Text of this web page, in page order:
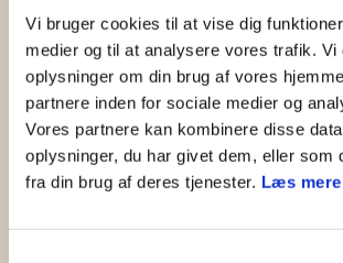
Vi bruger cookies til at vise dig
medier og til at analysere vores trafik. Vi
oplysninger om din brug af vores
partnere inden for sociale medier og
Vores partnere kan kombinere disse
oplysninger, du har givet dem, eller som
fra din brug af deres tjenester. Læs
Anne Meisner – Chef for
Organisation